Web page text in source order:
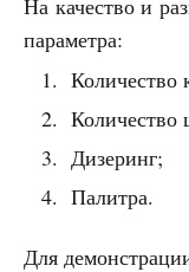
параметра:
Количество
Количество
Дизеринг;
Палитра.
Для